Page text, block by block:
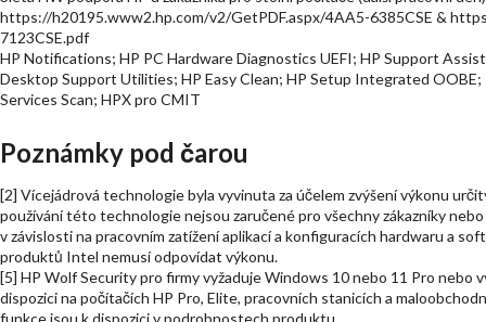
https://h20195.www2.hp.com/v2/GetPDF.aspx/4AA5-6385CSE &
7123CSE.pdf
HP Notifications; HP PC Hardware Diagnostics UEFI; HP Support
Desktop Support Utilities; HP Easy Clean; HP Setup Integrated
Services Scan; HPX pro CMIT
Poznámky pod čarou
[2] Vícejádrová technologie byla vyvinuta za účelem zvýšení výkonu
používání této technologie nejsou zaručené pro všechny zákazníky
v závislosti na pracovním zatížení aplikací a konfiguracích hardwaru a
produktů Intel nemusí odpovídat výkonu.
[5] HP Wolf Security pro firmy vyžaduje Windows 10 nebo 11 Pro nebo
dispozici na počítačích HP Pro, Elite, pracovních stanicích a
funkce jsou k dispozici v podrobnostech produktu.